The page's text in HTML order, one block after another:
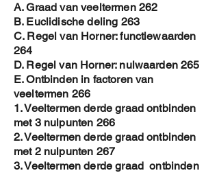
A. Graad van veeltermen 262
B. Euclidische deling 263
C. Regel van Horner: functiewaarden
264
D. Regel van Horner: nulwaarden 265
E. Ontbinden in factoren van
veeltermen 266
1. Veeltermen derde graad ontbinden
met 3 nulpunten 266
2. Veeltermen derde graad ontbinden
met 2 nulpunten 267
3. Veeltermen derde graad ontbinden